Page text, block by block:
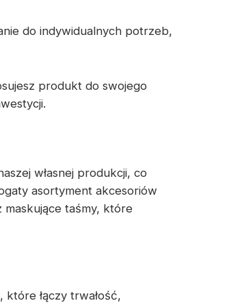
do indywidualnych potrzeb,
produkt do swojego
własnej produkcji, co
asortyment akcesoriów
taśmy, które
łączy trwałość,